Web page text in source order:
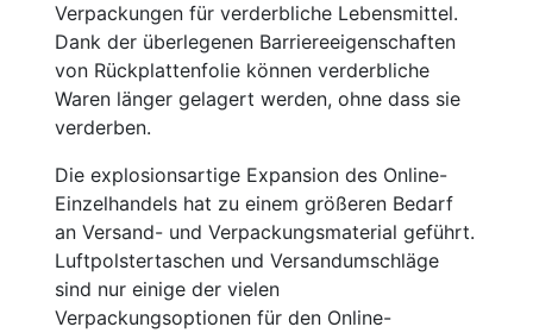
Verpackungen für verderbliche Lebensmittel.
Dank der überlegenen Barriereeigenschaften
von Rückplattenfolie können verderbliche
Waren länger gelagert werden, ohne dass sie
verderben.
Die explosionsartige Expansion des Online-
Einzelhandels hat zu einem größeren Bedarf
an Versand- und Verpackungsmaterial geführt.
Luftpolstertaschen und Versandumschläge
sind nur einige der vielen
Verpackungsoptionen für den Online-